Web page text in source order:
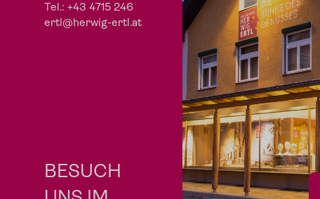
Tel.: +43 4715 246
ertl@herwig-ertl.at
BESUCH